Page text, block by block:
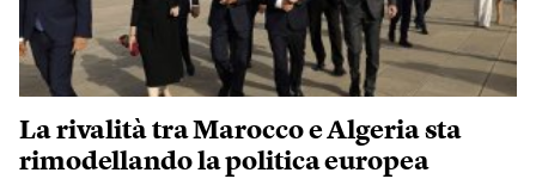
La rivalità tra Marocco e Algeria sta
rimodellando la politica europea